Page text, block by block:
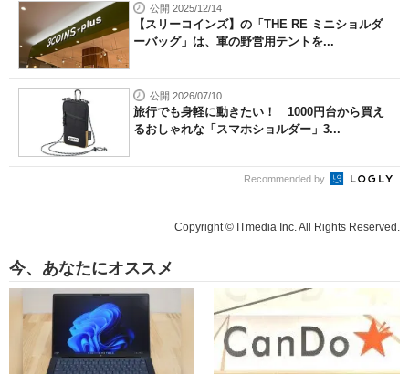
公開 2025/12/14
【スリーコインズ】の「THE RE ミニショルダ
ーバッグ」は、軍の野営用テントを...
公開 2026/07/10
旅行でも身軽に動きたい！ 1000円台から買え
るおしゃれな「スマホショルダー」3...
Recommended by
Copyright © ITmedia Inc. All Rights Reserved.
今、あなたにオススメ